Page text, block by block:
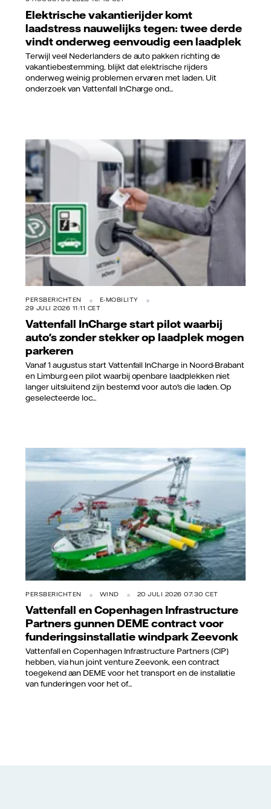
Elektrische vakantierijder komt
laadstress nauwelijks tegen: twee derde
vindt onderweg eenvoudig een laadplek
Terwijl veel Nederlanders de auto pakken richting de
vakantiebestemming, blijkt dat elektrische rijders
onderweg weinig problemen ervaren met laden. Uit
onderzoek van Vattenfall InCharge ond...
Vattenfall/Jorrit Lousberg
PERSBERICHTEN
E-MOBILITY
29 JULI 2026 11:11 CET
Vattenfall InCharge start pilot waarbij
auto's zonder stekker op laadplek mogen
parkeren
Vanaf 1 augustus start Vattenfall InCharge in Noord-Brabant
en Limburg een pilot waarbij openbare laadplekken niet
langer uitsluitend zijn bestemd voor auto's die laden. Op
geselecteerde loc...
PERSBERICHTEN WIND 20 JULI 2026 07:30 CET
Vattenfall en Copenhagen Infrastructure
Partners gunnen DEME contract voor
funderingsinstallatie windpark Zeevonk
Vattenfall en Copenhagen Infrastructure Partners (CIP)
hebben, via hun joint venture Zeevonk, een contract
toegekend aan DEME voor het transport en de installatie
van funderingen voor het of...